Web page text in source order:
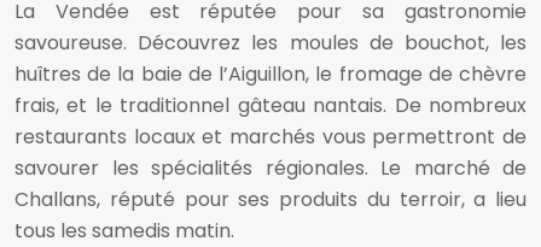
La Vendée est réputée pour sa gastronomie
savoureuse. Découvrez les moules de bouchot, les
huîtres de la baie de l’Aiguillon, le fromage de chèvre
frais, et le traditionnel gâteau nantais. De nombreux
restaurants locaux et marchés vous permettront de
savourer les spécialités régionales. Le marché de
Challans, réputé pour ses produits du terroir, a lieu
tous les samedis matin.